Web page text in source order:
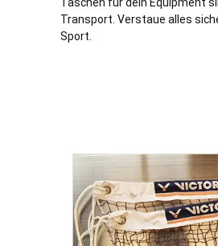
Taschen für dein Equipment
Transport. Verstaue alles
Sport.